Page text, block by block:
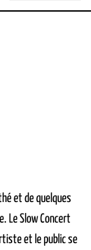
et de quelques
Le Slow Concert
et le public se